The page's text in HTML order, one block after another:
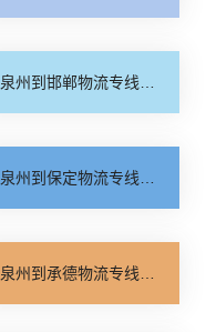
泉州到邯郸物流专线_合理收费「零担配货」
泉州到保定物流专线_快运有保障「一站直达」
泉州到承德物流专线_直达到站「运费多少」